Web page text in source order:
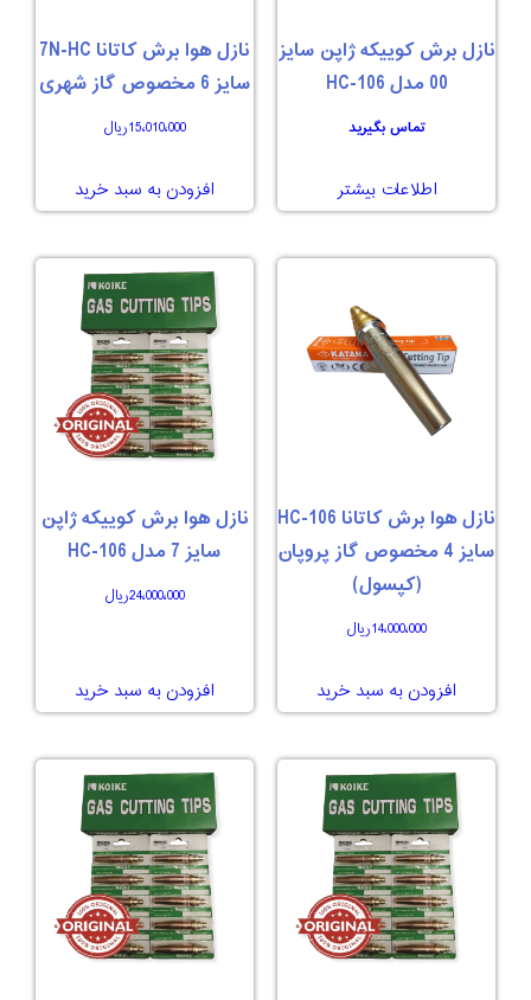
نازل برش کوییکه ژاپن سایز
00 مدل 106-HC
تماس بگیرید
اطلاعات بیشتر
نازل هوا برش کاتانا 7N-HC
سایز 6 مخصوص گاز شهری
15،010،000ریال
افزودن به سبد خرید
نازل هوا برش کاتانا 106-HC
سایز 4 مخصوص گاز پروپان
(کپسول)
14،000،000ریال
افزودن به سبد خرید
نازل هوا برش کوییکه ژاپن
سایز 7 مدل 106-HC
24،000،000ریال
افزودن به سبد خرید